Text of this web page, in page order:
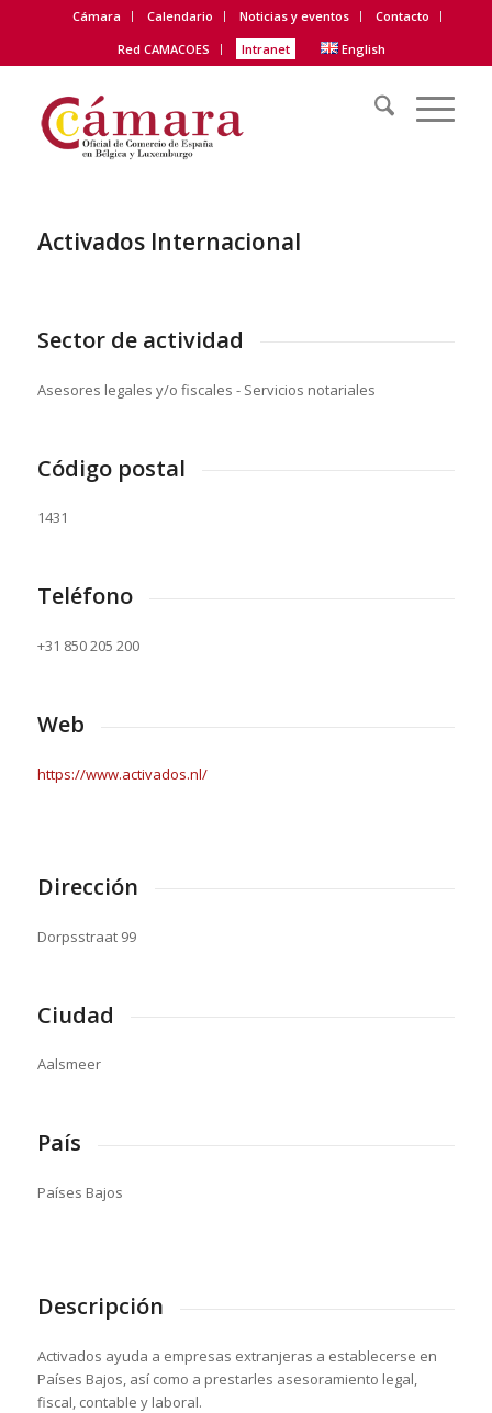
Cámara Calendario Noticias y eventos
Contacto
Red CAMACOES
Intranet English
Activados Internacional
Sector de actividad
Asesores legales y/o fiscales - Servicios notariales
Código postal
1431
Teléfono
+31 850 205 200
Web
https://www.activados.nl/
Dirección
Dorpsstraat 99
Ciudad
Aalsmeer
País
Países Bajos
Descripción
Activados ayuda a empresas extranjeras a establecerse en
Países Bajos, así como a prestarles asesoramiento legal,
fiscal, contable y laboral.